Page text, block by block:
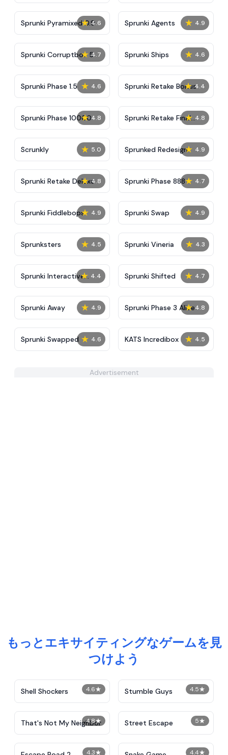
★ 4.6
Sprunki Pyramixed 0.9 ★ 4.9
Sprunki Agents
★ 4.7
Sprunki Corruptbox 5 ★ 4.6
Sprunki Ships
★ 4.6
Sprunki Phase 1.5 ★ 4.4
Sprunki Retake Bonus
★ 4.8
Sprunki Phase 10000 ★ 4.8
Sprunki Retake Final
Update
★ 5.0
Scrunkly ★ 4.9
Sprunked Redesign
★ 4.8
Sprunki Retake Deluxe ★ 4.7
Sprunki Phase 888
★ 4.9
Sprunki Fiddlebops ★ 4.9
Sprunki Swap
★ 4.5
Sprunksters ★ 4.3
Sprunki Vineria
★ 4.4
Sprunki Interactive
Tunner
★ 4.7
Sprunki Shifted
★ 4.9
Sprunki Away ★ 4.8
Sprunki Phase 3 Alive
★ 4.6
Sprunki Swapped ★ 4.5
KATS Incredibox
Advertisement
もっとエキサイティングなゲームを見
つけよう
4.6★
Shell Shockers 4.5★
Stumble Guys
4.8★
That's Not My Neighbor 5★
Street Escape
4.3★ 4.4★